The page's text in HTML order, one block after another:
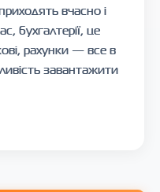
вчасно і
бухгалтерії, це
рахунки — все в
завантажити